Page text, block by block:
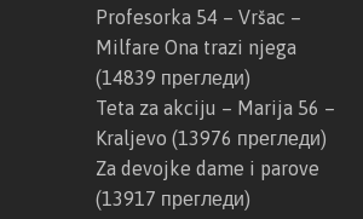
Profesorka 54 – Vršac –
Milfare Ona trazi njega
(14839 прегледи)
Teta za akciju – Marija 56 –
Kraljevo (13976 прегледи)
Za devojke dame i parove
(13917 прегледи)